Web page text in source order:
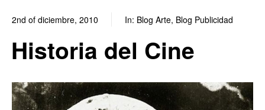
2nd of diciembre, 2010 In: Blog Arte, Blog Publicidad
Historia del Cine